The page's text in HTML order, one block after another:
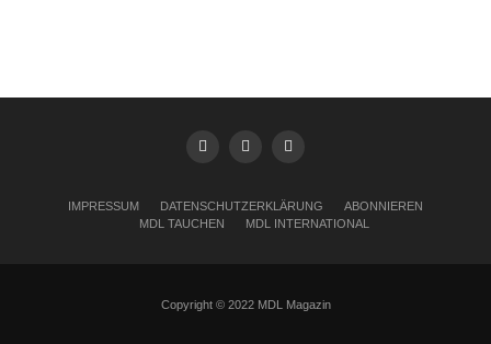
IMPRESSUM DATENSCHUTZERKLÄRUNG
ABONNIEREN
MDL TAUCHEN
MDL INTERNATIONAL
Copyright © 2022 MDL Magazin